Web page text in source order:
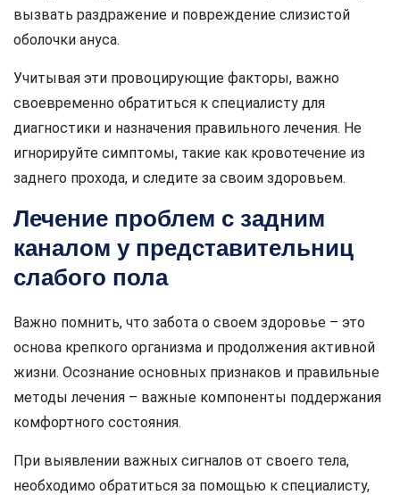
вызвать раздражение и повреждение слизистой
оболочки ануса.
Учитывая эти провоцирующие факторы, важно
своевременно обратиться к специалисту для
диагностики и назначения правильного лечения. Не
игнорируйте симптомы, такие как кровотечение из
заднего прохода, и следите за своим здоровьем.
Лечение проблем с задним
каналом у представительниц
слабого пола
Важно помнить, что забота о своем здоровье – это
основа крепкого организма и продолжения активной
жизни. Осознание основных признаков и правильные
методы лечения – важные компоненты поддержания
комфортного состояния.
При выявлении важных сигналов от своего тела,
необходимо обратиться за помощью к специалисту,